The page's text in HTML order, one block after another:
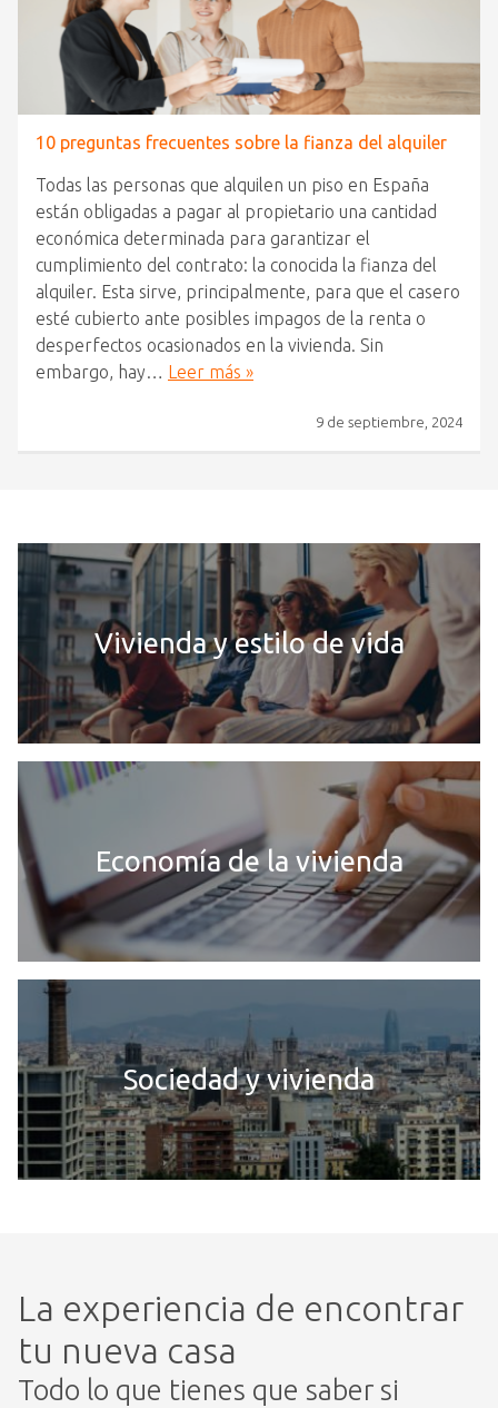
10 preguntas frecuentes sobre la fianza del alquiler
Todas las personas que alquilen un piso en España
están obligadas a pagar al propietario una cantidad
económica determinada para garantizar el
cumplimiento del contrato: la conocida la fianza del
alquiler. Esta sirve, principalmente, para que el casero
esté cubierto ante posibles impagos de la renta o
desperfectos ocasionados en la vivienda. Sin
embargo, hay… Leer más »
9 de septiembre, 2024
Vivienda y estilo de vida
Economía de la vivienda
Sociedad y vivienda
La experiencia de encontrar
tu nueva casa
Todo lo que tienes que saber si